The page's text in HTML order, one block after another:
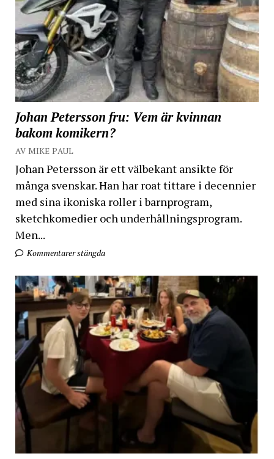
Johan Petersson fru: Vem är kvinnan
bakom komikern?
AV MIKE PAUL
Johan Petersson är ett välbekant ansikte för
många svenskar. Han har roat tittare i decennier
med sina ikoniska roller i barnprogram,
sketchkomedier och underhållningsprogram.
Men...
Kommentarer stängda